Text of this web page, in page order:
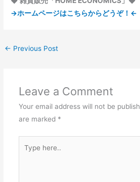
→ホームページはこちらからどうぞ！←
← Previous Post
Leave a Comment
Your email address will not be
are marked *
here..